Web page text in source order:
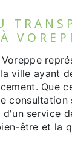
ville ayant
Que
consultation
service
être et la